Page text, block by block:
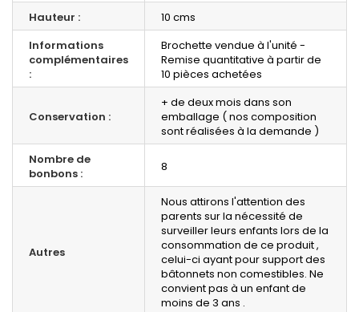
Hauteur :
10 cms
Informations
complémentaires
:
Brochette vendue à l'unité -
Remise quantitative à partir de
10 pièces achetées
Conservation :
+ de deux mois dans son
emballage ( nos composition
sont réalisées à la demande )
Nombre de
bonbons :
8
Autres
Nous attirons l'attention des
parents sur la nécessité de
surveiller leurs enfants lors de la
consommation de ce produit ,
celui-ci ayant pour support des
bâtonnets non comestibles. Ne
convient pas à un enfant de
moins de 3 ans .